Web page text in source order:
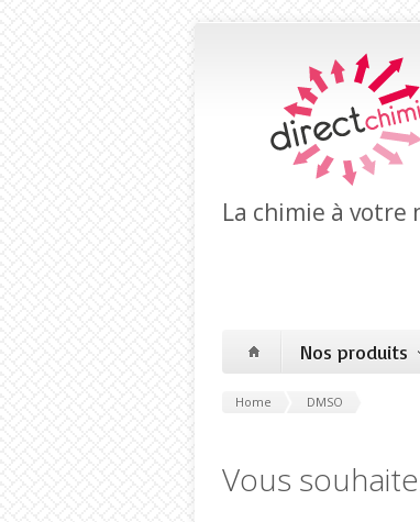
La chimie à votre
Nos produits
Home DMSO
Vous